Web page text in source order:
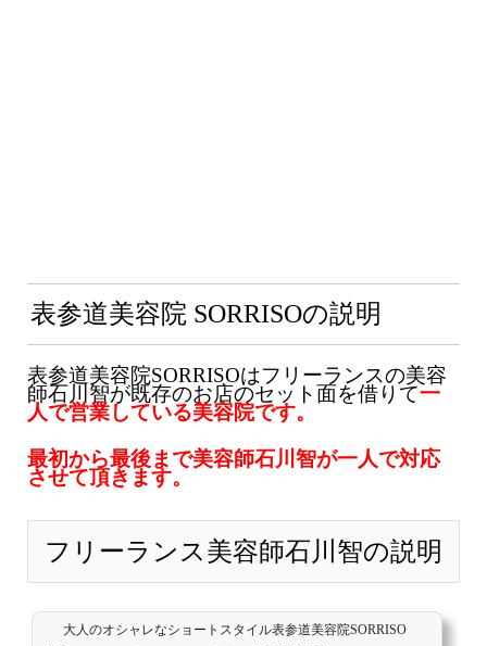
表参道美容院 SORRISOの説明
表参道美容院SORRISOはフリーランスの美容
師石川智が既存のお店のセット面を借りて一
人で営業している美容院です。
最初から最後まで美容師石川智が一人で対応
させて頂きます。
フリーランス美容師石川智の説明
大人のオシャレなショートスタイル表参道美容院SORRISO